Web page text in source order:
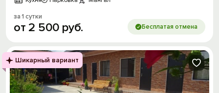
за 1 сутки
от 2 500 руб. Бесплатая отмена
Шикарный вариант